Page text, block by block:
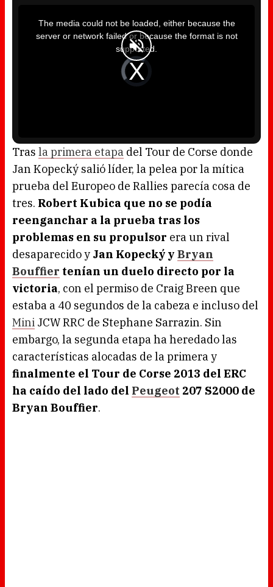
V
i
d
e
a
i
n
.
The media could not be loaded, either because the
server or network failed or because the format is not
supported.
Tras la primera etapa del Tour de Corse donde
Jan Kopecký salió líder, la pelea por la mítica
prueba del Europeo de Rallies parecía cosa de
tres. Robert Kubica que no se podía
reenganchar a la prueba tras los
problemas en su propulsor era un rival
desaparecido y Jan Kopecký y Bryan
Bouffier tenían un duelo directo por la
victoria, con el permiso de Craig Breen que
estaba a 40 segundos de la cabeza e incluso del
Mini JCW RRC de Stephane Sarrazin. Sin
embargo, la segunda etapa ha heredado las
características alocadas de la primera y
finalmente el Tour de Corse 2013 del ERC
ha caído del lado del Peugeot 207 S2000 de
Bryan Bouffier.